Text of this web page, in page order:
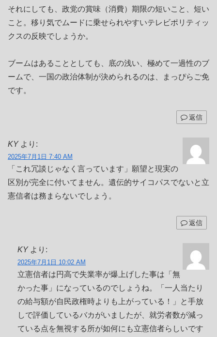
それにしても、政党の賞味（消費）期限の短いこと、短い
こと。移り気でムードに乗せられやすいテレビポリティッ
クスの反映でしょうか。
ブームはあることとしても、底の浅い、極めて一過性のブ
ームで、一国の政治体制が決められるのは、まっぴらご免
です。
返信
KY より:
2025年7月1日 7:40 AM
「これ冗談じゃなく言っています」願望と現実の
区別が完全に付いてません。遺伝的サイコパスでないと立
憲信者は務まらないでしょう。
返信
KY より:
2025年7月1日 10:02 AM
立憲信者は円高で失業率が爆上げした事は「無
かった事」になっているのでしょうね。「一人当たり
の給与額が自民政権時よりも上がっている！」と手放
しで評価しているバカがいましたが、就労者数が減っ
ている点を無視する所が如何にも立憲信者らしいです